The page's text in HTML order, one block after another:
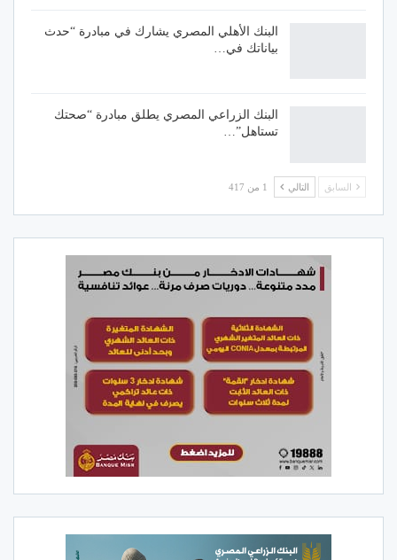
البنك الأهلي المصري يشارك في مبادرة “حدث
بياناتك في…
البنك الزراعي المصري يطلق مبادرة “صحتك
تستاهل”…
السابق التالي 1 من 417